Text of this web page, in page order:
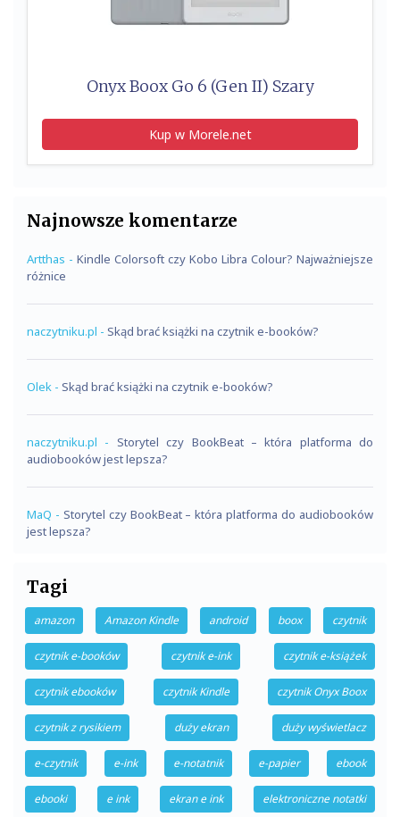
Onyx Boox Go 6 (Gen II) Szary
Kup w Morele.net
Najnowsze komentarze
Artthas - Kindle Colorsoft czy Kobo Libra Colour? Najważniejsze
różnice
naczytniku.pl - Skąd brać książki na czytnik e-booków?
Olek - Skąd brać książki na czytnik e-booków?
naczytniku.pl - Storytel czy BookBeat – która platforma do
audiobooków jest lepsza?
MaQ - Storytel czy BookBeat – która platforma do audiobooków
jest lepsza?
Tagi
amazon Amazon Kindle android boox czytnik
czytnik e-booków czytnik e-ink czytnik e-książek
czytnik ebooków czytnik Kindle czytnik Onyx Boox
czytnik z rysikiem duży ekran duży wyświetlacz
e-czytnik e-ink e-notatnik e-papier ebook
ebooki e ink ekran e ink elektroniczne notatki